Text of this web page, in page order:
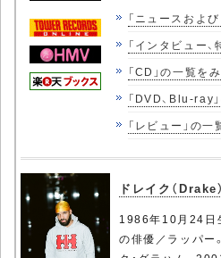
「ニュースおよ
「インタビュー
「CD」の一覧を
「DVD、Blu-ray
「レビュー」の一
ドレイク（Drake）
1986年10月24日
の俳優／ラッパー